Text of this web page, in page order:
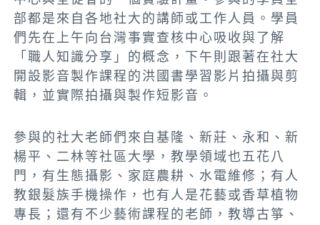
部都是來自各地社大的講師或工作人員。學員
們先在上午向台灣事實查核中心吸收與了解
「職人知識分享」的概念，下午則跟著在社大
開設影音製作課程的洪國書學習影片拍攝與剪
輯，並實際拍攝與製作短影音。
參與的社大老師們來自基隆、新莊、永和、新
楊平、二林等社區大學，教學領域也五花八
門，有生態攝影、家庭農耕、水電維修；有人
教銀髮族手機操作，也有人是花藝或香草植物
專長；還有不少藝術課程的老師，教導古箏、